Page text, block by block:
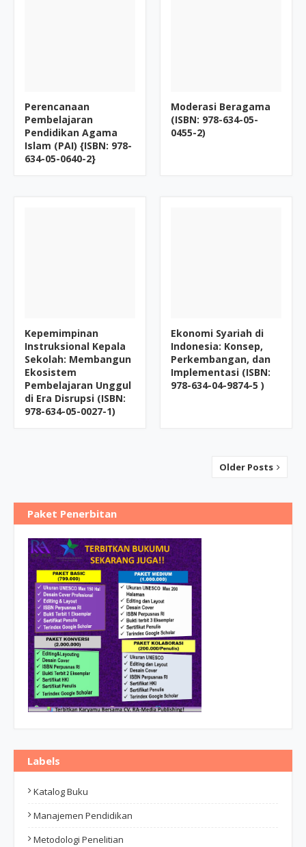
Perencanaan
Pembelajaran
Pendidikan Agama
Islam (PAI) {ISBN: 978-
634-05-0640-2}
Moderasi Beragama
(ISBN: 978-634-05-
0455-2)
Kepemimpinan
Instruksional Kepala
Sekolah: Membangun
Ekosistem
Pembelajaran Unggul
di Era Disrupsi (ISBN:
978-634-05-0027-1)
Ekonomi Syariah di
Indonesia: Konsep,
Perkembangan, dan
Implementasi (ISBN:
978-634-04-9874-5 )
Older Posts
Paket Penerbitan
Labels
Katalog Buku
Manajemen Pendidikan
Metodologi Penelitian